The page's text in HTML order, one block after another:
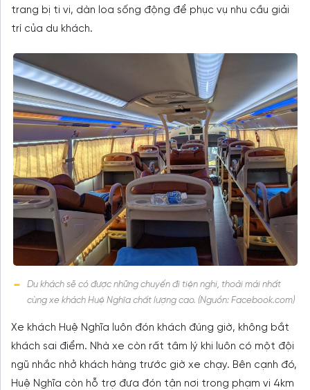
trang bị ti vi, dàn loa sống động để phục vụ nhu cầu giải
trí của du khách.
Du khách sẽ có được những chuyến đi tiện nghi, thoải mái nhất
cùng xe khách Huệ Nghĩa chất lượng cao. (Nguồn: Facebook.com)
Xe khách Huệ Nghĩa luôn đón khách đúng giờ, không bắt
khách sai điểm. Nhà xe còn rất tâm lý khi luôn có một đội
ngũ nhắc nhở khách hàng trước giờ xe chạy. Bên cạnh đó,
Huệ Nghĩa còn hỗ trợ đưa đón tận nơi trong phạm vi 4km